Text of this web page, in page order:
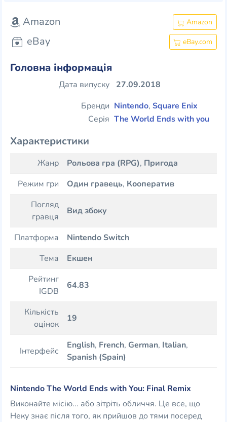
Amazon Amazon
eBay eBay.com
Головна інформація
Дата випуску
27.09.2018
Бренди Nintendo, Square Enix
Серія The World Ends with you
Характеристики
Жанр Рольова гра (RPG), Пригода
Режим гри
Один гравець, Кооператив
Погляд
гравця
Вид збоку
Платформа
Nintendo Switch
Тема
Екшен
Рейтинг
IGDB
64.83
Кількість
оцінок
19
Інтерфейс
English, French, German, Italian,
Spanish (Spain)
Nintendo The World Ends with You: Final Remix
Виконайте місію... або зітріть обличчя. Це все, що
Неку знає після того, як прийшов до тями посеред